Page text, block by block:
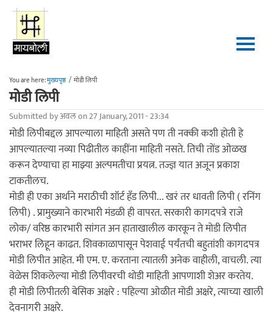
Skip to main content
You are here:मुख्यपृष्ठ / मोडी लिपी
मोडी लिपी
Submitted byअवलon 27 January, 2011 - 23:34
मोडी लिपीबद्दल आपल्याला माहिती असते पण ती नक्की कशी होती हे
आपल्यातल्या नव्या पिढीतील काहींना माहिती नसते. तिची तोंड ओळख
करून देण्याचा हा माझ्या अल्पमतीचा प्रयत्न. तज्ज्ञ यात अजून प्रकाश
टाकतीलच.
मोडी ही एका अर्थाने मराठीची शॉर्ट हँड लिपी... खरं तर धावती लिपी ( रनिंग
लिपी) . प्रामुख्याने कारभारी मंडळी ही वापरत. सरकारी कागदपत्रे राजे
लोक/ वरिष्ठ कारभारी सांगत अन हाताखालील कारकून ते मोडी लिपीत
भराभर लिहून काढत. शिवकाळापासून पेशवाई पर्यंतची बहुतांशी कागदपत्र
मोडी लिपीत आहेत. मी एम. ए. करताना त्यातली अनेक वाहीली, वाचली. त्या
वेळेस शिकलेल्या मोडी लिपीवरची थोडी माहिती आपणाशी शेअर करतेय.
ही मोडी लिपीतली बेसिक अक्षरे : पहिल्या ओळीत मोडी अक्षरे, त्याच्या खाली
देवनागरी अक्षरे.